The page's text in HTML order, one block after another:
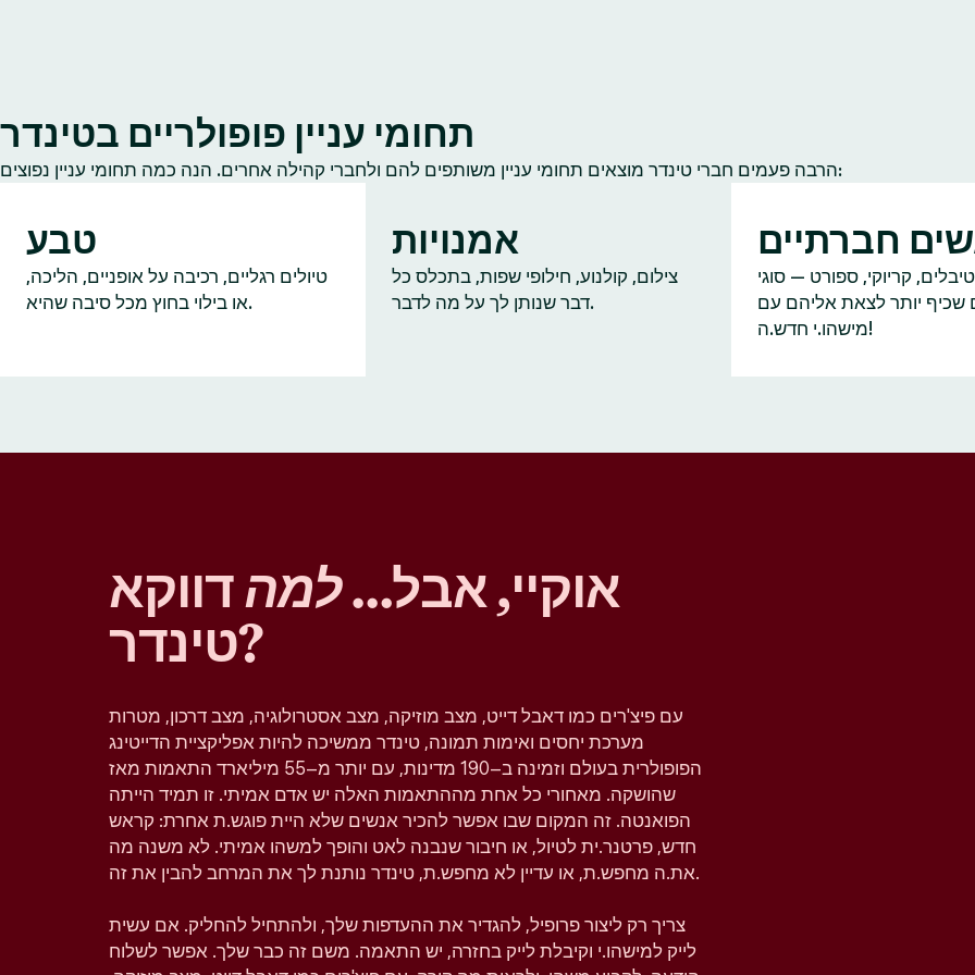
תחומי עניין פופולריים בטינדר
הרבה פעמים חברי טינדר מוצאים תחומי עניין משותפים להם ולחברי קהילה אחרים. הנה כמה תחומי עניין נפוצים:
טבע
טיולים רגליים, רכיבה על אופניים, הליכה,
או בילוי בחוץ מכל סיבה שהיא.
אמנויות
צילום, קולנוע, חילופי שפות, בתכלס כל
דבר שנותן לך על מה לדבר.
חברתיים
קריוקי, ספורט — סוגי
שכיף יותר לצאת אליהם עם
מישהו.י חדש.ה!
אוקיי, אבל…למהדווקא
טינדר?
עם פיצ'רים כמו דאבל דייט, מצב מוזיקה, מצב אסטרולוגיה, מצב דרכון, מטרות
מערכת יחסים ואימות תמונה, טינדר ממשיכה להיות אפליקציית הדייטינג
הפופולרית בעולם וזמינה ב–190 מדינות, עם יותר מ–55 מיליארד התאמות מאז
שהושקה. מאחורי כל אחת מההתאמות האלה יש אדם אמיתי. זו תמיד הייתה
הפואנטה. זה המקום שבו אפשר להכיר אנשים שלא היית פוגש.ת אחרת: קראש
חדש, פרטנר.ית לטיול, או חיבור שנבנה לאט והופך למשהו אמיתי. לא משנה מה
את.ה מחפש.ת, או עדיין לא מחפש.ת, טינדר נותנת לך את המרחב להבין את זה.
צריך רק ליצור פרופיל, להגדיר את ההעדפות שלך, ולהתחיל להחליק. אם עשית
לייק למישהו.י וקיבלת לייק בחזרה, יש התאמה. משם זה כבר שלך. אפשר לשלוח